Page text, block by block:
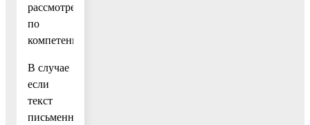
рассмотрение
по
компетенции.
В случае
если
текст
письменного